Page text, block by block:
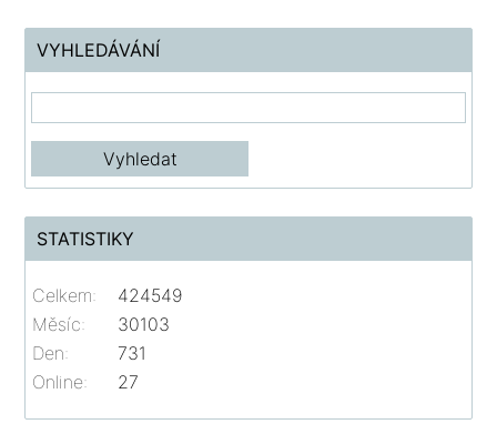
VYHLEDÁVÁNÍ
STATISTIKY
Online: 27
Celkem:
424549
Měsíc:
30103
Den:
731